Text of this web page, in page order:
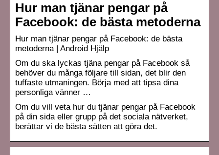
Hur man tjänar pengar på
Facebook: de bästa metoderna
Hur man tjänar pengar på Facebook: de bästa
metoderna | Android Hjälp
Om du ska lyckas tjäna pengar på Facebook så
behöver du många följare till sidan, det blir den
tuffaste utmaningen. Börja med att tipsa dina
personliga vänner …
Om du vill veta hur du tjänar pengar på Facebook
på din sida eller grupp på det sociala nätverket,
berättar vi de bästa sätten att göra det.